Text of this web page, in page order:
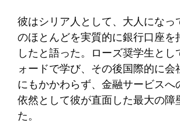
彼はシリア人として、大人になっ
のほとんどを実質的に銀行口座を
したと語った。ローズ奨学生とし
ォードで学び、その後国際的に会
にもかかわらず、金融サービスへ
依然として彼が直面した最大の障
た。